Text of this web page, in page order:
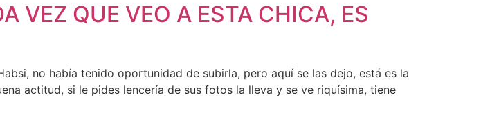
VEZ QUE VEO A ESTA CHICA, ES
no había tenido oportunidad de subirla, pero aquí se las dejo, está es la
actitud, si le pides lencería de sus fotos la lleva y se ve riquísima, tiene